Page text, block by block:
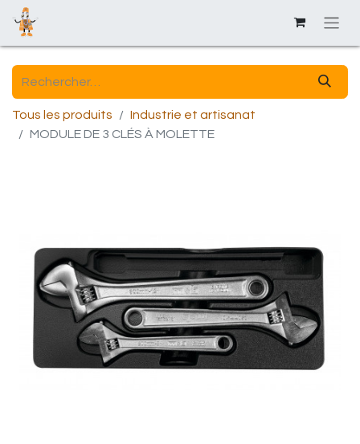
Tous les produits
Industrie et artisanat
MODULE DE 3 CLÉS À MOLETTE